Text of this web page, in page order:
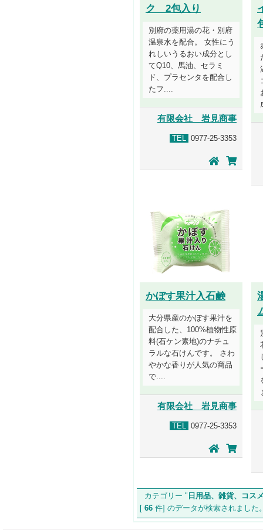
ク 2包入り
別府の薬用湯の花・別府
温泉水を配合。 女性にう
れしいうるおい成分とし
てQ10、馬油、セラミ
ド、プラセンタを配合し
たフ....
有限会社 岩見商事
TEL 0977-25-3353
かぼす果汁入石鹸
大分県産のかぼす果汁を
配合した、100%植物性原
料(石ケン素地)のナチュ
ラルな石けんです。 さわ
やかな香りが人気の商品
で....
有限会社 岩見商事
TEL 0977-25-3353
カテゴリー " 日用品、雑貨、コス
[ 66 件] のデータが検索されま